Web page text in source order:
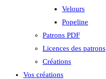
Velours
Popeline
Patrons PDF
Licences des patrons
Créations
Vos créations